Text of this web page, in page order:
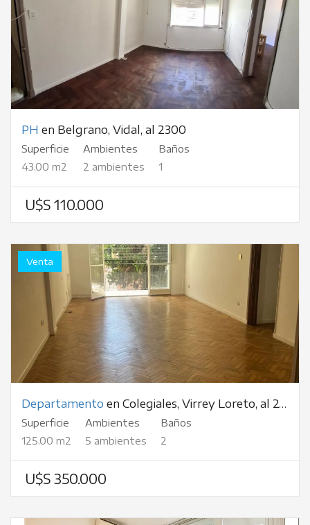
PH en Belgrano, Vidal, al 2300
Superficie
43.00 m2
Ambientes
2 ambientes
Baños
1
U$S 110.000
Venta
Departamento en Colegiales, Virrey Loreto, al 2400
Superficie
125.00 m2
Ambientes
5 ambientes
Baños
2
U$S 350.000